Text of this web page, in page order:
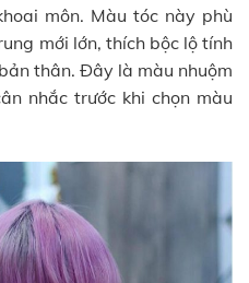
môn. Màu tóc này phù
mới lớn, thích bộc lộ tính
thân. Đây là màu nhuộm
nhắc trước khi chọn màu